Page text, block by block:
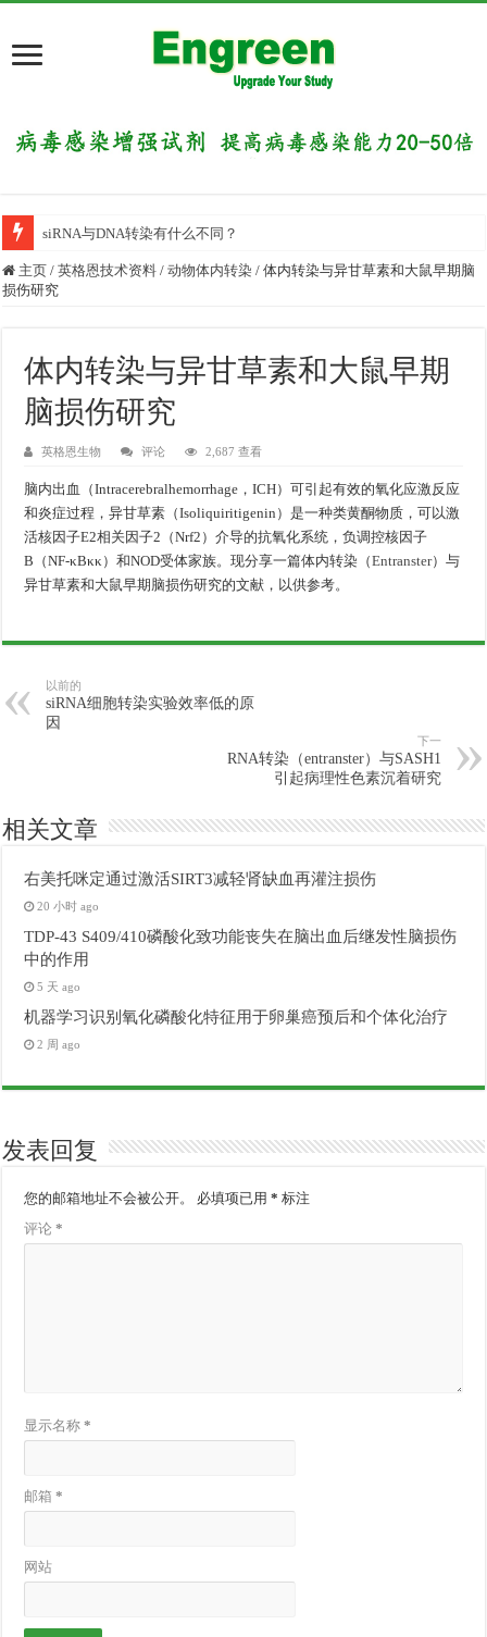
siRNA与DNA转染有什么不同？
主页 / 英格恩技术资料 / 动物体内转染 / 体内转染与异甘草素和大鼠早期脑
损伤研究
体内转染与异甘草素和大鼠早期
脑损伤研究
英格恩生物 评论 2,687 查看
脑内出血（Intracerebralhemorrhage，ICH）可引起有效的氧化应激反应
和炎症过程，异甘草素（Isoliquiritigenin）是一种类黄酮物质，可以激
活核因子E2相关因子2（Nrf2）介导的抗氧化系统，负调控核因子
B（NF-κBκκ）和NOD受体家族。现分享一篇体内转染（Entranster）与
异甘草素和大鼠早期脑损伤研究的文献，以供参考。
以前的
siRNA细胞转染实验效率低的原
因
下一
RNA转染（entranster）与SASH1
引起病理性色素沉着研究
相关文章
右美托咪定通过激活SIRT3减轻肾缺血再灌注损伤
20 小时 ago
TDP-43 S409/410磷酸化致功能丧失在脑出血后继发性脑损伤
中的作用
5 天 ago
机器学习识别氧化磷酸化特征用于卵巢癌预后和个体化治疗
2 周 ago
发表回复
您的邮箱地址不会被公开。 必填项已用* 标注
评论*
显示名称*
邮箱*
网站